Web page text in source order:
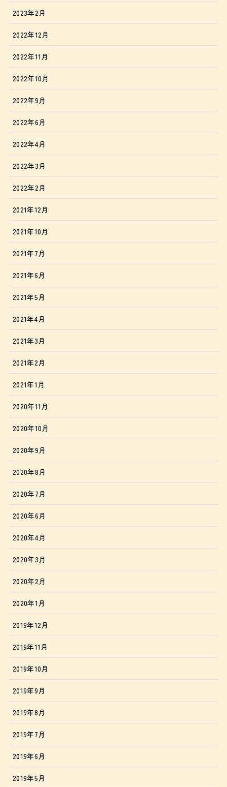
2023年2月
2022年12月
2022年11月
2022年10月
2022年9月
2022年6月
2022年4月
2022年3月
2022年2月
2021年12月
2021年10月
2021年7月
2021年6月
2021年5月
2021年4月
2021年3月
2021年2月
2021年1月
2020年11月
2020年10月
2020年9月
2020年8月
2020年7月
2020年6月
2020年4月
2020年3月
2020年2月
2020年1月
2019年12月
2019年11月
2019年10月
2019年9月
2019年8月
2019年7月
2019年6月
2019年5月